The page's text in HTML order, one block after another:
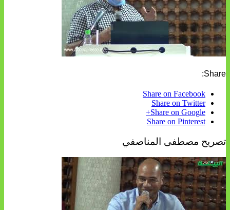
Share:
Share on Facebook
Share on Twitter
Share on Google+
Share on Pinterest
تصريح مصطفى المناصفي